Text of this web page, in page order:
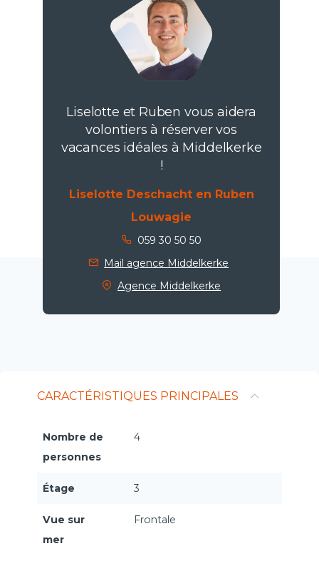
Liselotte et Ruben vous aidera
volontiers à réserver vos
vacances idéales à Middelkerke
!
Liselotte Deschacht en Ruben
Louwagie
059 30 50 50
Mail agence Middelkerke
Agence Middelkerke
CARACTÉRISTIQUES PRINCIPALES
Nombre de
personnes
4
Étage 3
Vue sur
mer
Frontale